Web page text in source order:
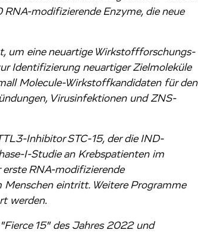
modifizierende Enzyme, die neue
um eine neuartige Wirkstoffforschungs-
Identifizierung neuartiger Zielmoleküle
Molecule-Wirkstoffkandidaten für den
Virusinfektionen und ZNS-
Inhibitor STC-15, der die IND-
I-Studie an Krebspatienten im
RNA-modifizierende
eintritt. Weitere Programme
werden.
15" des Jahres 2022 und